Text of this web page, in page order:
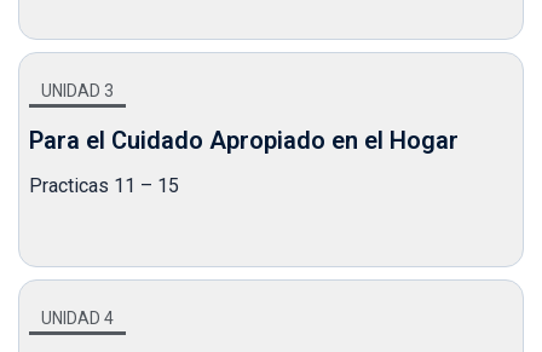
UNIDAD 3
Para el Cuidado Apropiado en el Hogar
Practicas 11 – 15
UNIDAD 4